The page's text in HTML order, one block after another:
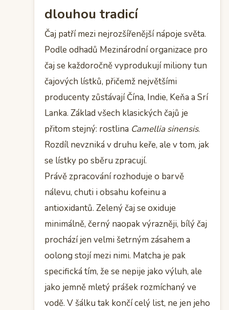
dlouhou tradicí
Čaj patří mezi nejrozšířenější nápoje světa.
Podle odhadů Mezinárodní organizace pro
čaj se každoročně vyprodukují miliony tun
čajových lístků, přičemž největšími
producenty zůstávají Čína, Indie, Keňa a Srí
Lanka. Základ všech klasických čajů je
přitom stejný: rostlina Camellia sinensis.
Rozdíl nevzniká v druhu keře, ale v tom, jak
se lístky po sběru zpracují.
Právě zpracování rozhoduje o barvě
nálevu, chuti i obsahu kofeinu a
antioxidantů. Zelený čaj se oxiduje
minimálně, černý naopak výrazněji, bílý čaj
prochází jen velmi šetrným zásahem a
oolong stojí mezi nimi. Matcha je pak
specifická tím, že se nepije jako výluh, ale
jako jemně mletý prášek rozmíchaný ve
vodě. V šálku tak končí celý list, ne jen jeho